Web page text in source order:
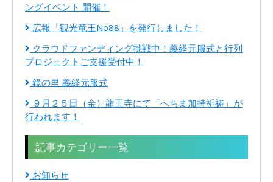
ングイベント 開催！
広報「観光竜王No88」を発行しました！
クラウドファンディング挑戦中！義経元服式と行列
プロジェクトご支援受付中！
鏡の里 義経元服式
９月２５日（金）龍王寺にて「へちま加持祈祷」が
行われます！
記事カテゴリー一覧
お知らせ